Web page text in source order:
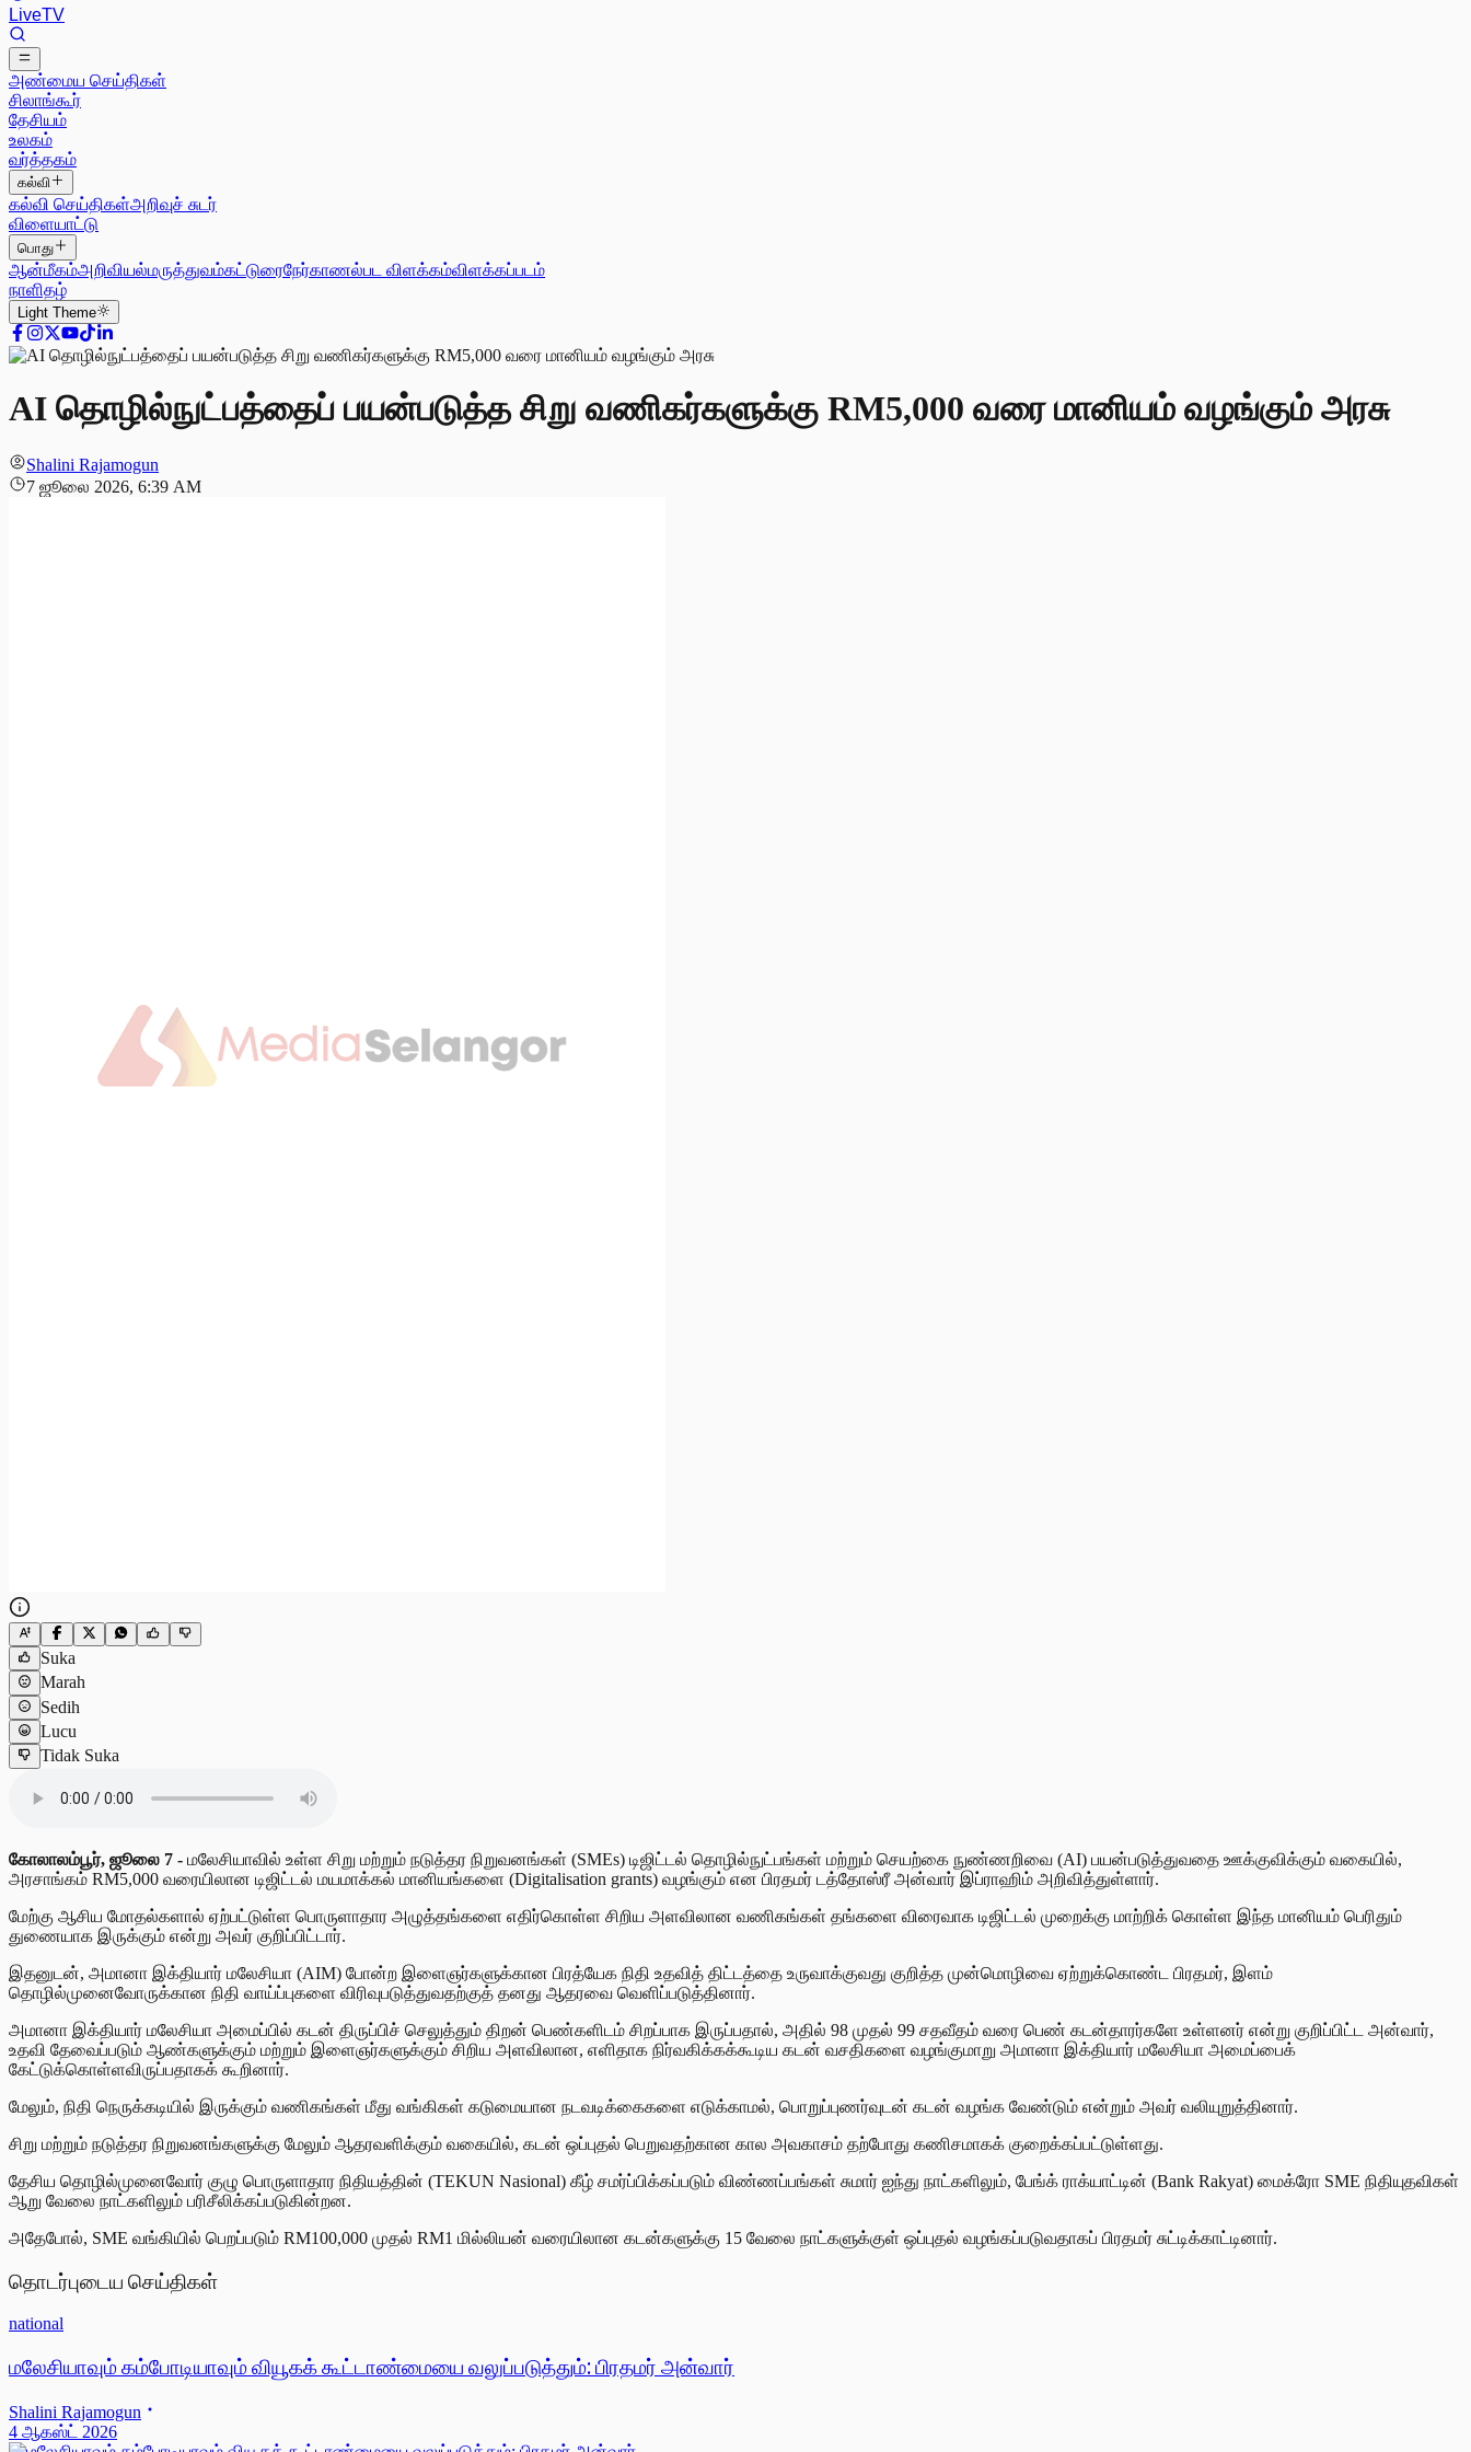
LiveTV
அண்மைய செய்திகள்
சிலாங்கூர்
தேசியம்
உலகம்
வர்த்தகம்
கல்வி
கல்வி செய்திகள்அறிவுச் சுடர்
விளையாட்டு
பொது
ஆன்மீகம்அறிவியல்மருத்துவம்கட்டுரைநேர்காணல்பட விளக்கம்விளக்கப்படம்
நாளிதழ்
Light Theme
AI தொழில்நுட்பத்தைப் பயன்படுத்த சிறு வணிகர்களுக்கு RM5,000 வரை மானியம் வழங்கும் அரசு
Shalini Rajamogun
7 ஜூலை 2026, 6:39 AM
Suka
Marah
Sedih
Lucu
Tidak Suka
கோலாலம்பூர், ஜூலை 7 - மலேசியாவில் உள்ள சிறு மற்றும் நடுத்தர நிறுவனங்கள் (SMEs) டிஜிட்டல் தொழில்நுட்பங்கள் மற்றும் செயற்கை நுண்ணறிவை (AI) பயன்படுத்துவதை ஊக்குவிக்கும் வகையில்,
அரசாங்கம் RM5,000 வரையிலான டிஜிட்டல் மயமாக்கல் மானியங்களை (Digitalisation grants) வழங்கும் என பிரதமர் டத்தோஸ்ரீ அன்வார் இப்ராஹிம் அறிவித்துள்ளார்.
மேற்கு ஆசிய மோதல்களால் ஏற்பட்டுள்ள பொருளாதார அழுத்தங்களை எதிர்கொள்ள சிறிய அளவிலான வணிகங்கள் தங்களை விரைவாக டிஜிட்டல் முறைக்கு மாற்றிக் கொள்ள இந்த மானியம் பெரிதும்
துணையாக இருக்கும் என்று அவர் குறிப்பிட்டார்.
இதனுடன், அமானா இக்தியார் மலேசியா (AIM) போன்ற இளைஞர்களுக்கான பிரத்யேக நிதி உதவித் திட்டத்தை உருவாக்குவது குறித்த முன்மொழிவை ஏற்றுக்கொண்ட பிரதமர், இளம்
தொழில்முனைவோருக்கான நிதி வாய்ப்புகளை விரிவுபடுத்துவதற்குத் தனது ஆதரவை வெளிப்படுத்தினார்.
அமானா இக்தியார் மலேசியா அமைப்பில் கடன் திருப்பிச் செலுத்தும் திறன் பெண்களிடம் சிறப்பாக இருப்பதால், அதில் 98 முதல் 99 சதவீதம் வரை பெண் கடன்தாரர்களே உள்ளனர் என்று குறிப்பிட்ட அன்வார்,
உதவி தேவைப்படும் ஆண்களுக்கும் மற்றும் இளைஞர்களுக்கும் சிறிய அளவிலான, எளிதாக நிர்வகிக்கக்கூடிய கடன் வசதிகளை வழங்குமாறு அமானா இக்தியார் மலேசியா அமைப்பைக்
கேட்டுக்கொள்ளவிருப்பதாகக் கூறினார்.
மேலும், நிதி நெருக்கடியில் இருக்கும் வணிகங்கள் மீது வங்கிகள் கடுமையான நடவடிக்கைகளை எடுக்காமல், பொறுப்புணர்வுடன் கடன் வழங்க வேண்டும் என்றும் அவர் வலியுறுத்தினார்.
சிறு மற்றும் நடுத்தர நிறுவனங்களுக்கு மேலும் ஆதரவளிக்கும் வகையில், கடன் ஒப்புதல் பெறுவதற்கான கால அவகாசம் தற்போது கணிசமாகக் குறைக்கப்பட்டுள்ளது.
தேசிய தொழில்முனைவோர் குழு பொருளாதார நிதியத்தின் (TEKUN Nasional) கீழ் சமர்ப்பிக்கப்படும் விண்ணப்பங்கள் சுமார் ஐந்து நாட்களிலும், பேங்க் ராக்யாட்டின் (Bank Rakyat) மைக்ரோ SME நிதியுதவிகள்
ஆறு வேலை நாட்களிலும் பரிசீலிக்கப்படுகின்றன.
அதேபோல், SME வங்கியில் பெறப்படும் RM100,000 முதல் RM1 மில்லியன் வரையிலான கடன்களுக்கு 15 வேலை நாட்களுக்குள் ஒப்புதல் வழங்கப்படுவதாகப் பிரதமர் சுட்டிக்காட்டினார்.
தொடர்புடைய செய்திகள்
national
மலேசியாவும் கம்போடியாவும் வியூகக் கூட்டாண்மையை வலுப்படுத்தும்: பிரதமர் அன்வார்
Shalini Rajamogun
4 ஆகஸ்ட் 2026